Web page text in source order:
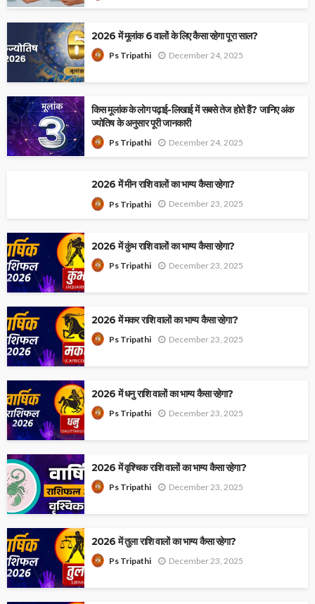
2026 में मूलांक 6 वालों के लिए कैसा रहेगा पूरा साल?
Ps Tripathi December 24, 2025
किस मूलांक के लोग पढ़ाई-लिखाई में सबसे तेज होते हैं? जानिए अंक
ज्योतिष के अनुसार पूरी जानकारी
Ps Tripathi December 24, 2025
2026 में मीन राशि वालों का भाग्य कैसा रहेगा?
Ps Tripathi December 23, 2025
2026 में कुंभ राशि वालों का भाग्य कैसा रहेगा?
Ps Tripathi December 23, 2025
2026 में मकर राशि वालों का भाग्य कैसा रहेगा?
Ps Tripathi December 23, 2025
2026 में धनु राशि वालों का भाग्य कैसा रहेगा?
Ps Tripathi December 23, 2025
2026 में वृश्चिक राशि वालों का भाग्य कैसा रहेगा?
Ps Tripathi December 23, 2025
2026 में तुला राशि वालों का भाग्य कैसा रहेगा?
Ps Tripathi December 23, 2025